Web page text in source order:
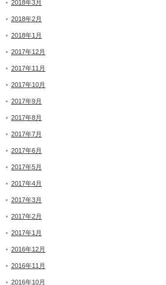
2018年3月
2018年2月
2018年1月
2017年12月
2017年11月
2017年10月
2017年9月
2017年8月
2017年7月
2017年6月
2017年5月
2017年4月
2017年3月
2017年2月
2017年1月
2016年12月
2016年11月
2016年10月